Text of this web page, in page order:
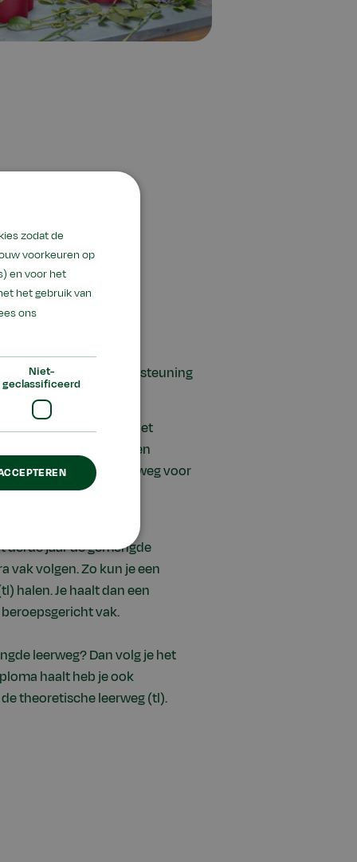
kun je leerwegondersteuning
kun je kiezen voor het
per week en
de meest praktische weg voor
derde jaar de gemengde
vak volgen. Zo kun je een
halen. Je haalt dan een
vak.
leerweg? Dan volg je het
haalt heb je ook
theoretische leerweg (tl).
zodat de
voorkeuren op
en voor het
het gebruik van
ons
Niet-
geclassificeerd